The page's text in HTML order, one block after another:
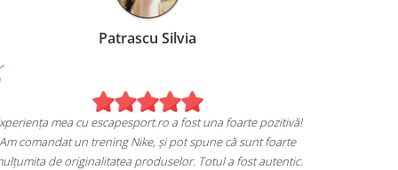
Patrascu Silvia
Experiența mea cu escapesport.ro a fost una foarte pozitivă!
Am comandat un trening Nike, și pot spune că sunt foarte
mulțumita de originalitatea produselor. Totul a fost autentic.